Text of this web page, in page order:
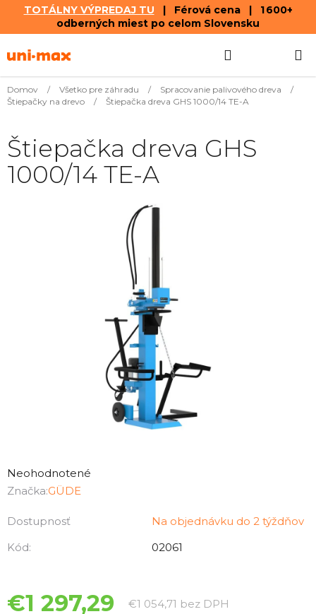
TOTÁLNY VÝPREDAJ TU | Férová cena | 1 600+
odberných miest po celom Slovensku
na
KOŠÍK
Domov / Všetko pre záhradu / Spracovanie palivového dreva
/
Štiepačky na drevo
/ Štiepačka dreva GHS 1000/14 TE-A
hodnotenie
produktu
0,0
z
Neohodnotené
Značka:GÜDE
Dostupnosť
Na objednávku do 2 týždňov
Kód:
02061
€1 297,29 €1 054,71 bez DPH
Štiepačka dreva GHS
1000/14 TE-A